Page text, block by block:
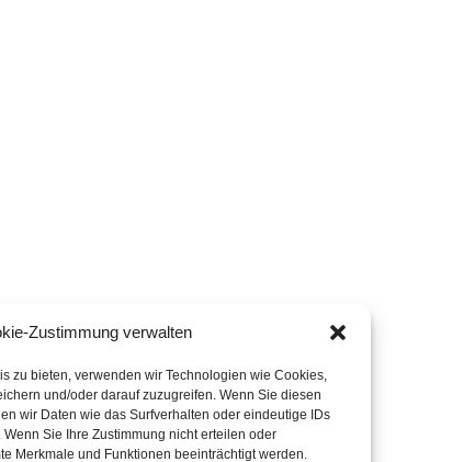
Zustimmung verwalten
zu bieten, verwenden wir Technologien wie Cookies,
und/oder darauf zuzugreifen. Wenn Sie diesen
wir Daten wie das Surfverhalten oder eindeutige IDs
Sie Ihre Zustimmung nicht erteilen oder
Merkmale und Funktionen beeinträchtigt werden.